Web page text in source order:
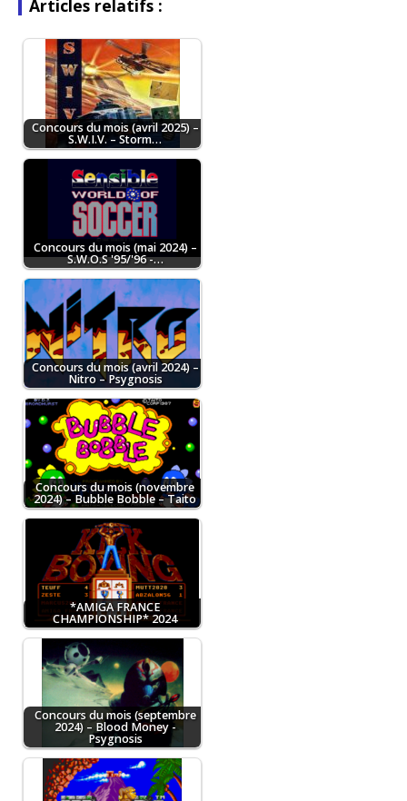
Articles relatifs :
Concours du mois (avril 2025) –
S.W.I.V. – Storm…
Concours du mois (mai 2024) –
S.W.O.S '95/'96 -…
Concours du mois (avril 2024) –
Nitro – Psygnosis
Concours du mois (novembre
2024) – Bubble Bobble – Taito
*AMIGA FRANCE
CHAMPIONSHIP* 2024
Concours du mois (septembre
2024) – Blood Money -
Psygnosis